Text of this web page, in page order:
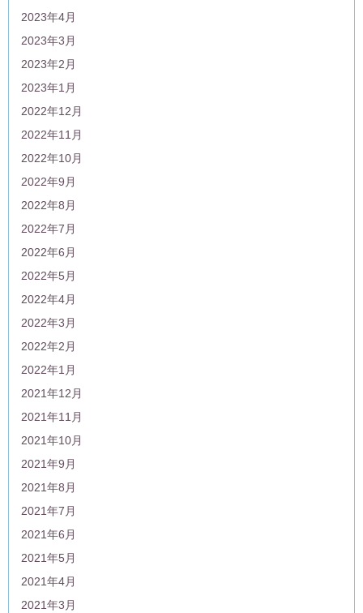
2023年4月
2023年3月
2023年2月
2023年1月
2022年12月
2022年11月
2022年10月
2022年9月
2022年8月
2022年7月
2022年6月
2022年5月
2022年4月
2022年3月
2022年2月
2022年1月
2021年12月
2021年11月
2021年10月
2021年9月
2021年8月
2021年7月
2021年6月
2021年5月
2021年4月
2021年3月